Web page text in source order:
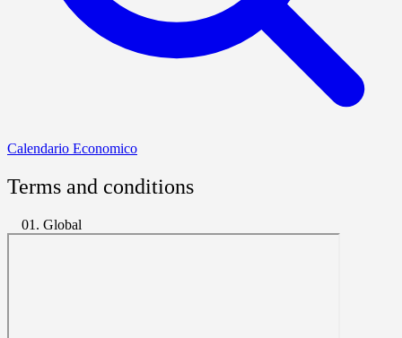
Calendario Economico
Terms and conditions
01. Global